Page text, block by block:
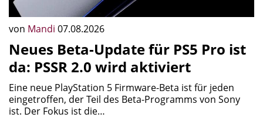
von Mandi 07.08.2026
Neues Beta-Update für PS5 Pro ist
da: PSSR 2.0 wird aktiviert
Eine neue PlayStation 5 Firmware-Beta ist für jeden
eingetroffen, der Teil des Beta-Programms von Sony
ist. Der Fokus ist die…